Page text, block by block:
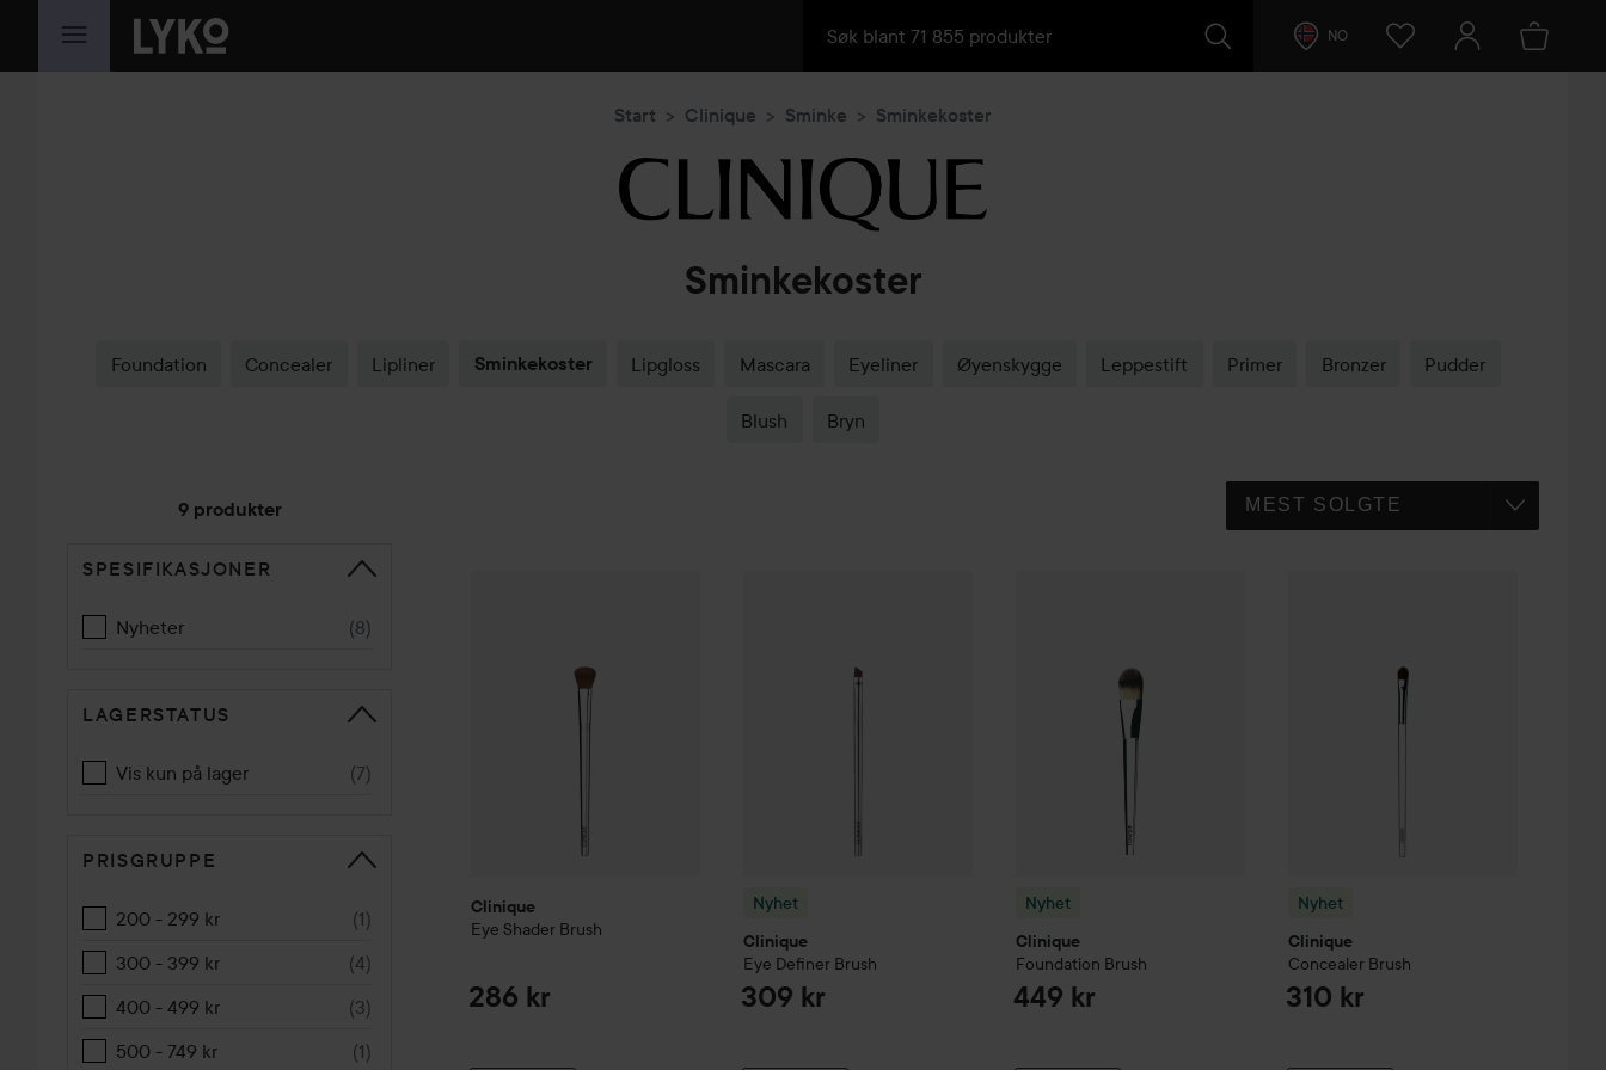
GÅ TIL INNHOLD NO
Start Clinique Sminke Sminkekoster
Sminkekoster
Foundation Concealer Lipliner Sminkekoster Lipgloss Mascara Eyeliner Øyenskygge Leppestift Primer Bronzer Pudder
Blush Bryn
9 produkter
GÅ TIL SORTERE
SPESIFIKASJONER
Nyheter (8)
LAGERSTATUS
Vis kun på lager (7)
PRISGRUPPE
200 - 299 kr (1)
300 - 399 kr
(4)
400 - 499 kr
(3)
500 - 749 kr
(1)
Clinique
Eye Shader Brush
286 kr
Nyhet
Clinique
Eye Definer Brush
309 kr
Nyhet
Clinique
Foundation Brush
449 kr
Nyhet
Clinique
Concealer Brush
310 kr